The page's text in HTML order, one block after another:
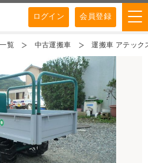
ログイン 会員登録
覧 中古運搬車 運搬車 アテック